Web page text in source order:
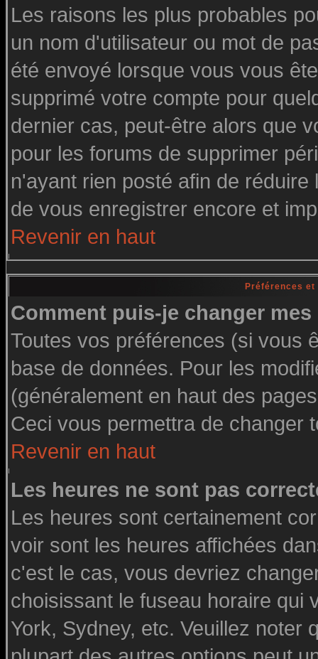
Les raisons les plus probables
un nom d'utilisateur ou mot de
été envoyé lorsque vous vous
supprimé votre compte pour
dernier cas, peut-être alors que
pour les forums de supprimer
n'ayant rien posté afin de
de vous enregistrer encore et
Revenir en haut
Préférences
Comment puis-je changer
Toutes vos préférences (si vous
base de données. Pour les
(généralement en haut des
Ceci vous permettra de changer
Revenir en haut
Les heures ne sont pas
Les heures sont certainement
voir sont les heures affichées
c'est le cas, vous devriez
choisissant le fuseau horaire qui
York, Sydney, etc. Veuillez noter